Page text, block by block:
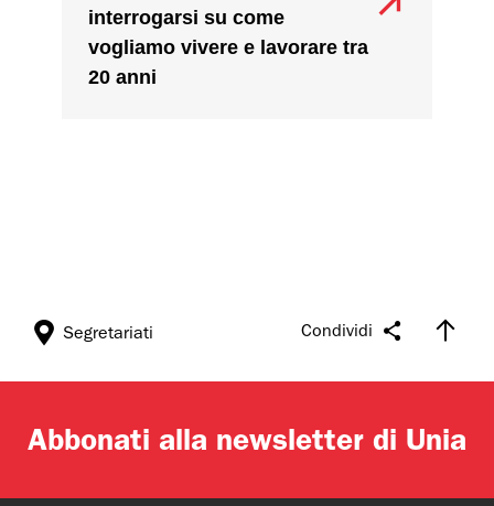
interrogarsi su come
vogliamo vivere e lavorare tra
20 anni
Condividi
Segretariati
Abbonati alla newsletter di Unia